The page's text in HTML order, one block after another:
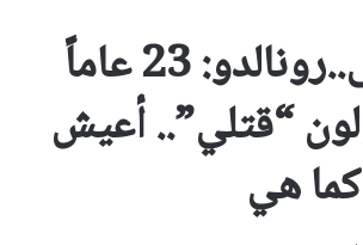
لست أعمى..رونالدو: 23 عاماً
“قتلي”.. أعيش
هي